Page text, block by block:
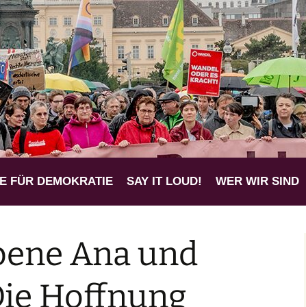
eine
FÜR DEMOKRATIE SAY IT LOUD! WER WIR SIND
Ana und
Hoffnung